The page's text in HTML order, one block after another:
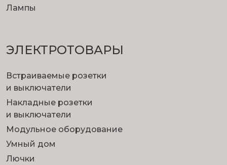
Лампы
ЭЛЕКТРОТОВАРЫ
Встраиваемые розетки
и выключатели
Накладные розетки
и выключатели
Модульное оборудование
Умный дом
Лючки